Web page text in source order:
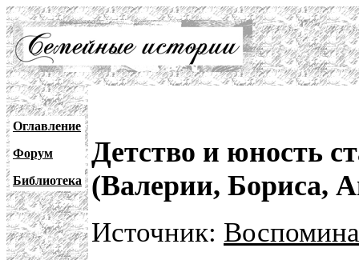
Оглавление
Форум
Библиотека
Детство и юность
(Валерии, Бориса,
Источник: